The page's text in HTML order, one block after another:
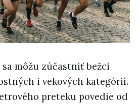
môžu zúčastniť bežci
i vekových kategórií.
preteku povedie od